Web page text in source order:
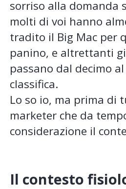
sorriso alla domanda
molti di voi hanno
tradito il Big Mac per
panino, e altrettanti
passano dal decimo
classifica.
Lo so io, ma prima di
marketer che da
considerazione il
Il contesto